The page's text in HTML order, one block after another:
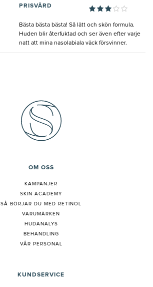
PRISVÄRD
Bästa bästa bästa! Så lätt och skön formula.
Huden blir återfuktad och ser även efter varje
natt att mina nasolabiala väck försvinner.
OM OSS
KAMPANJER
SKIN ACADEMY
SÅ BÖRJAR DU MED RETINOL
VARUMÄRKEN
HUDANALYS
BEHANDLING
VÅR PERSONAL
KUNDSERVICE